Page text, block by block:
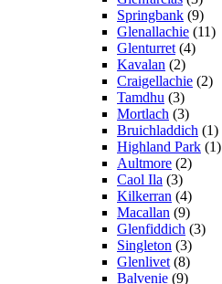
Springbank (9)
Glenallachie (11)
Glenturret (4)
Kavalan (2)
Craigellachie (2)
Tamdhu (3)
Mortlach (3)
Bruichladdich (1)
Highland Park (1)
Aultmore (2)
Caol Ila (3)
Kilkerran (4)
Macallan (9)
Glenfiddich (3)
Singleton (3)
Glenlivet (8)
Balvenie (9)